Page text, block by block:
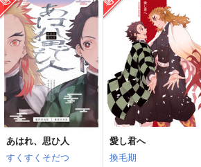
背伸びして初恋 高校
生編
うさぎの耳
1,572円 （税込）
煉獄杏寿郎×竈門炭治郎
サンプル
作品詳細
レッツプレイ！ vol.1
mememonon
880円（税込）
煉獄杏寿郎×竈門炭治郎
サンプル
作品詳細
あはれ、思ひ人
すくすくそだつ
愛し君へ
換毛期